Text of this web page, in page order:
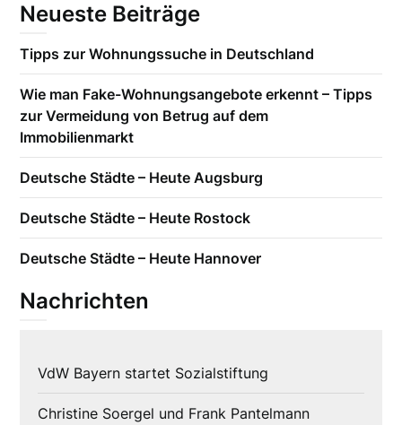
Neueste Beiträge
Tipps zur Wohnungssuche in Deutschland
Wie man Fake-Wohnungsangebote erkennt – Tipps
zur Vermeidung von Betrug auf dem
Immobilienmarkt
Deutsche Städte – Heute Augsburg
Deutsche Städte – Heute Rostock
Deutsche Städte – Heute Hannover
Nachrichten
VdW Bayern startet Sozialstiftung
Christine Soergel und Frank Pantelmann